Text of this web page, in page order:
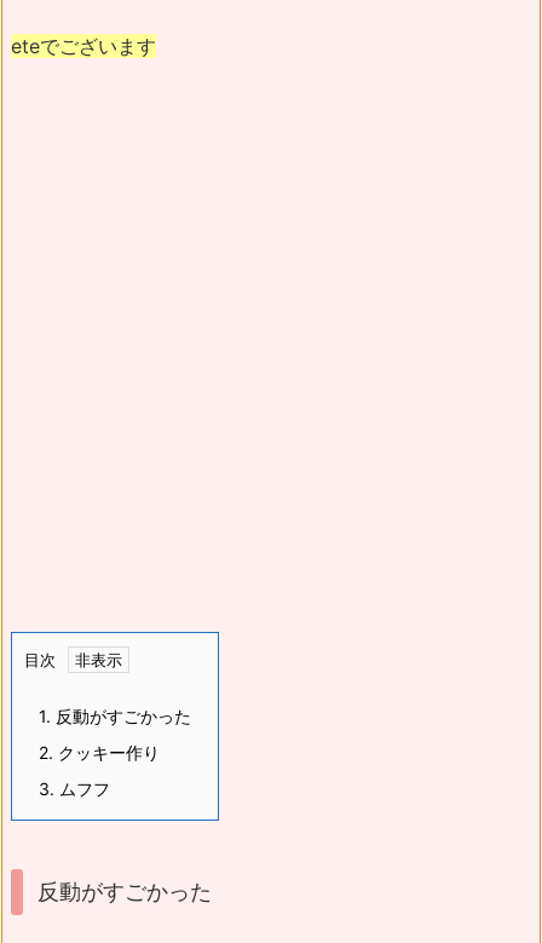
eteでございます
目次
1. 反動がすごかった
2. クッキー作り
3. ムフフ
反動がすごかった